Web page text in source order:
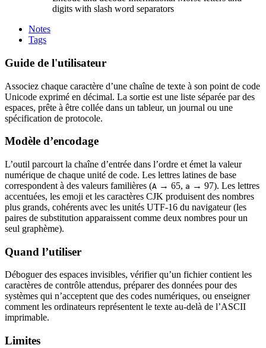
digits with slash word separators
Notes
Tags
Guide de l'utilisateur
Associez chaque caractère d’une chaîne de texte à son point de code
Unicode exprimé en décimal. La sortie est une liste séparée par des
espaces, prête à être collée dans un tableur, un journal ou une
spécification de protocole.
Modèle d’encodage
L’outil parcourt la chaîne d’entrée dans l’ordre et émet la valeur
numérique de chaque unité de code. Les lettres latines de base
correspondent à des valeurs familières (A → 65, a → 97). Les lettres
accentuées, les emoji et les caractères CJK produisent des nombres
plus grands, cohérents avec les unités UTF-16 du navigateur (les
paires de substitution apparaissent comme deux nombres pour un
seul graphème).
Quand l’utiliser
Déboguer des espaces invisibles, vérifier qu’un fichier contient les
caractères de contrôle attendus, préparer des données pour des
systèmes qui n’acceptent que des codes numériques, ou enseigner
comment les ordinateurs représentent le texte au-delà de l’ASCII
imprimable.
Limites